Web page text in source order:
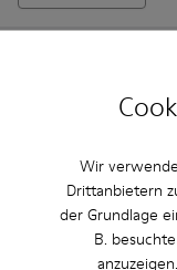
Wir
Drittanbietern
der Grundlage
B.